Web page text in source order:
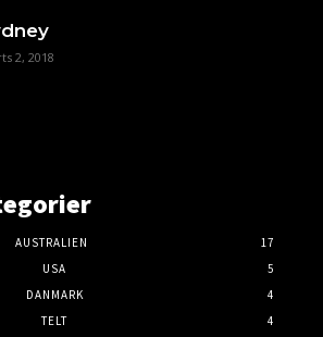
2, 2018
AUSTRALIEN
17
USA
5
DANMARK
4
TELT
4